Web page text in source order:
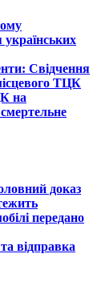
Свідчення
ТЦК
на
доказ
передано
відправка